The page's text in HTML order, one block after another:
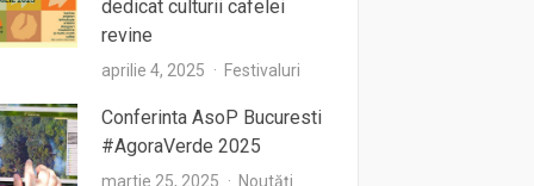
dedicat culturii cafelei
revine
aprilie 4, 2025 Festivaluri
Conferinta AsoP Bucuresti
#AgoraVerde 2025
martie 25, 2025 Noutăți